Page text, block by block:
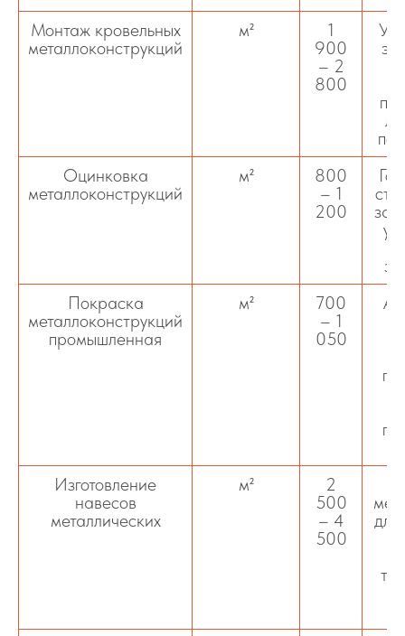
Монтаж кровельных
металлоконструкций
м²
1
900
– 2
800
Оцинковка
металлоконструкций
м²
800
– 1
200
Покраска
металлоконструкций
промышленная
м²
700
– 1
050
Изготовление
навесов
металлических
м²
2
500
– 4
500
для